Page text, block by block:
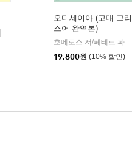
윌북(willbook)
오디세이아 (고대 그리
스어 완역본)
호메로스 저/페테르 파울 루벤스 그림/박문재 역
19,800원 (10% 할인)